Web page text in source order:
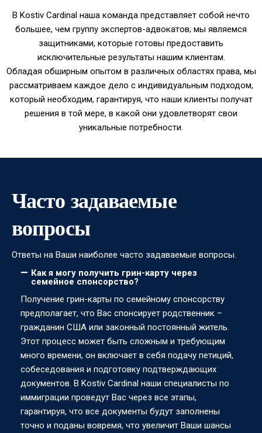
В Kostiv Cardinal наша команда представляет собой нечто
большее, чем группу экспертов-адвокатов; мы являемся
защитниками, которые готовы предоставить
исключительные результаты нашим клиентам.
Обладая обширным опытом в различных областях права, мы
рассматриваем каждое дело с индивидуальным подходом,
который необходим, гарантируя, что наши клиенты получат
решения в той мере, в какой они удовлетворят свои
уникальные потребности.
Часто задаваемые
вопросы
Ответы на Ваши наиболее часто задаваемые вопросы.
Как я могу получить грин-карту через
семейное спонсорство?
Получение грин-карты по семейному спонсорству
предполагает, что Вас спонсирует родственник –
гражданин США или законный постоянный житель.
Этот процесс может быть сложным и требующим
много времени, он включает в себя подачу петиций,
собеседования и подготовку подтверждающих
документов. В Kostiv Cardinal наши специалисты по
иммиграции проведут Вас через все этапы,
гарантируя, что все документы будут заполнены
точно и поданы вовремя, что увеличит Ваши шансы